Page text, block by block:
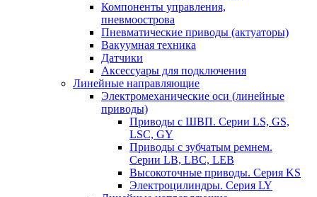
Компоненты управления,
пневмоострова
Пневматические приводы (актуаторы)
Вакуумная техника
Датчики
Аксессуары для подключения
Линейные направляющие
Электромеханические оси (линейные
приводы)
Приводы с ШВП. Серии LS, GS,
LSC, GY
Приводы с зубчатым ремнем.
Серии LB, LBC, LEB
Высокоточные приводы. Серия KS
Электроцилиндры. Серия LY